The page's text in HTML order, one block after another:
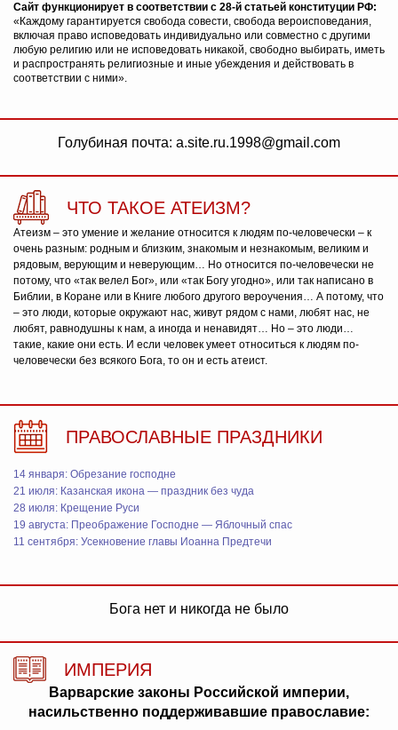
Сайт функционирует в соответствии с 28-й статьей конституции РФ:
«Каждому гарантируется свобода совести, свобода вероисповедания,
включая право исповедовать индивидуально или совместно с другими
любую религию или не исповедовать никакой, свободно выбирать, иметь
и распространять религиозные и иные убеждения и действовать в
соответствии с ними».
Голубиная почта: a.site.ru.1998@gmail.com
ЧТО ТАКОЕ АТЕИЗМ?
Атеизм – это умение и желание относится к людям по-человечески – к
очень разным: родным и близким, знакомым и незнакомым, великим и
рядовым, верующим и неверующим… Но относится по-человечески не
потому, что «так велел Бог», или «так Богу угодно», или так написано в
Библии, в Коране или в Книге любого другого вероучения… А потому, что
– это люди, которые окружают нас, живут рядом с нами, любят нас, не
любят, равнодушны к нам, а иногда и ненавидят… Но – это люди…
такие, какие они есть. И если человек умеет относиться к людям по-
человечески без всякого Бога, то он и есть атеист.
ПРАВОСЛАВНЫЕ ПРАЗДНИКИ
14 января: Обрезание господне
21 июля: Казанская икона — праздник без чуда
28 июля: Крещение Руси
19 августа: Преображение Господне — Яблочный спас
11 сентября: Усекновение главы Иоанна Предтечи
Бога нет и никогда не было
ИМПЕРИЯ
Варварские законы Российской империи,
насильственно поддерживавшие православие: